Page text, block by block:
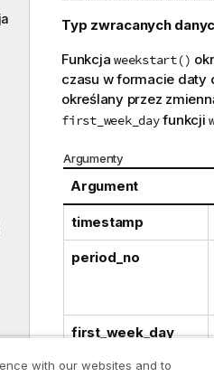
Typ zwracanych
Funkcja weekstart()
czasu w formacie daty
określany przez
first_week_dayfunkcji
Argumenty
Argument
timestamp
period_no
first_week_day
with our websites and to